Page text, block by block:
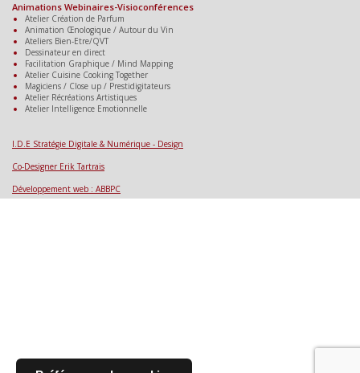
Animations Webinaires-Visioconférences
Atelier Création de Parfum
Animation Œnologique / Autour du Vin
Ateliers Bien-Etre/QVT
Dessinateur en direct
Facilitation Graphique / Mind Mapping
Atelier Cuisine Cooking Together
Magiciens / Close up / Prestidigitateurs
Atelier Récréations Artistiques
Atelier Intelligence Emotionnelle
I.D.E Stratégie Digitale & Numérique - Design
Co-Designer Erik Tartrais
Développement web : ABBPC